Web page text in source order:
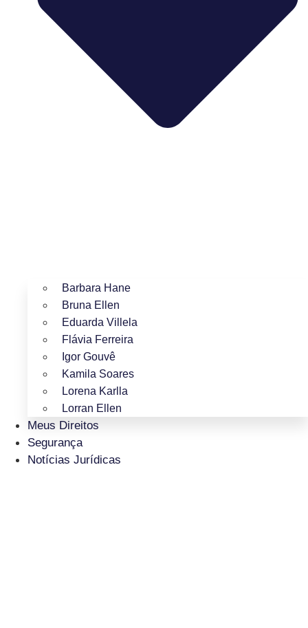
Barbara Hane
Bruna Ellen
Eduarda Villela
Flávia Ferreira
Igor Gouvê
Kamila Soares
Lorena Karlla
Lorran Ellen
Meus Direitos
Segurança
Notícias Jurídicas